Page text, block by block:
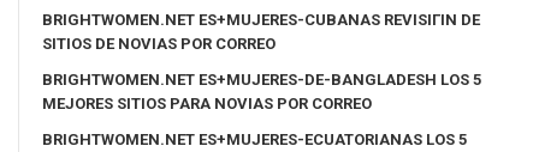
BRIGHTWOMEN.NET ES+MUJERES-CUBANAS REVISIГІN DE
SITIOS DE NOVIAS POR CORREO
BRIGHTWOMEN.NET ES+MUJERES-DE-BANGLADESH LOS 5
MEJORES SITIOS PARA NOVIAS POR CORREO
BRIGHTWOMEN.NET ES+MUJERES-ECUATORIANAS LOS 5